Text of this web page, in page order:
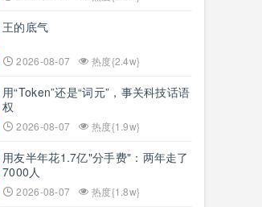
王的底气
2026-08-07 热度{2.4w}
用“Token”还是“词元”，事关科技话语
权
2026-08-07 热度{1.9w}
用友半年花1.7亿"分手费"：两年走了
7000人
2026-08-07 热度{1.8w}